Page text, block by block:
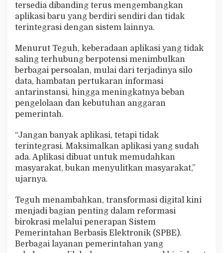
tersedia dibanding terus mengembangkan
aplikasi baru yang berdiri sendiri dan tidak
terintegrasi dengan sistem lainnya.
Menurut Teguh, keberadaan aplikasi yang tidak
saling terhubung berpotensi menimbulkan
berbagai persoalan, mulai dari terjadinya silo
data, hambatan pertukaran informasi
antarinstansi, hingga meningkatnya beban
pengelolaan dan kebutuhan anggaran
pemerintah.
“Jangan banyak aplikasi, tetapi tidak
terintegrasi. Maksimalkan aplikasi yang sudah
ada. Aplikasi dibuat untuk memudahkan
masyarakat, bukan menyulitkan masyarakat,”
ujarnya.
Teguh menambahkan, transformasi digital kini
menjadi bagian penting dalam reformasi
birokrasi melalui penerapan Sistem
Pemerintahan Berbasis Elektronik (SPBE).
Berbagai layanan pemerintahan yang